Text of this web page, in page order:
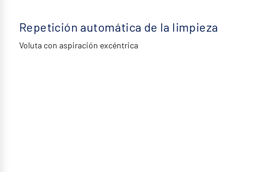
Repetición automática de la limpieza
Voluta con aspiración excéntrica